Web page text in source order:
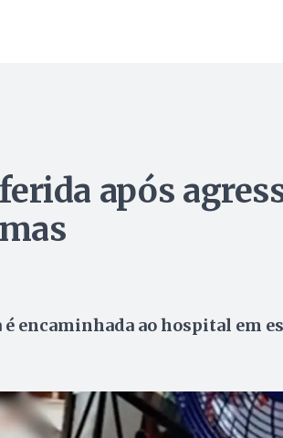
após
encaminhada ao hospital em